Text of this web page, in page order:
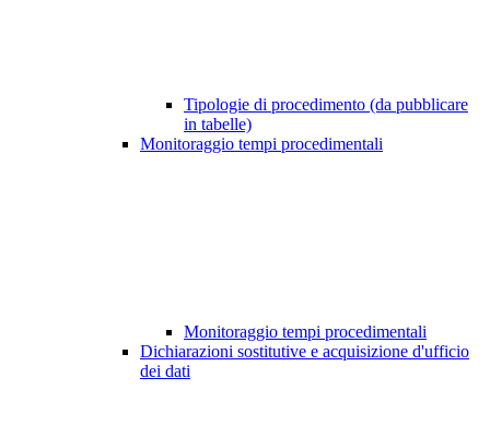
Tipologie di procedimento (da pubblicare
in tabelle)
Monitoraggio tempi procedimentali
Monitoraggio tempi procedimentali
Dichiarazioni sostitutive e acquisizione d'ufficio
dei dati